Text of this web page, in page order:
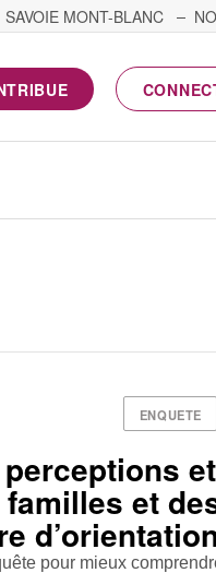
SAVOIE MONT-BLANC
ENQUETE
et
et
pour mieux compr